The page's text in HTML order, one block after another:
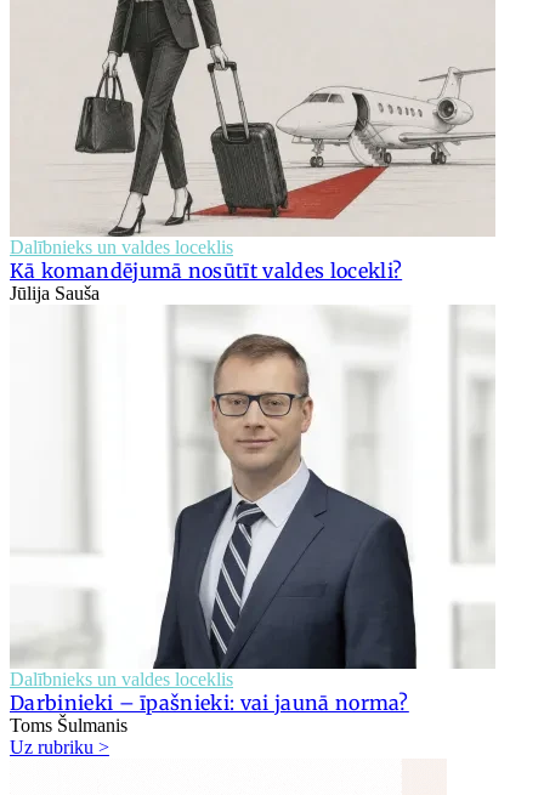
Dalībnieks un valdes loceklis
Kā komandējumā nosūtīt valdes locekli?
Jūlija Sauša
Dalībnieks un valdes loceklis
Darbinieki – īpašnieki: vai jaunā norma?
Toms Šulmanis
Uz rubriku >